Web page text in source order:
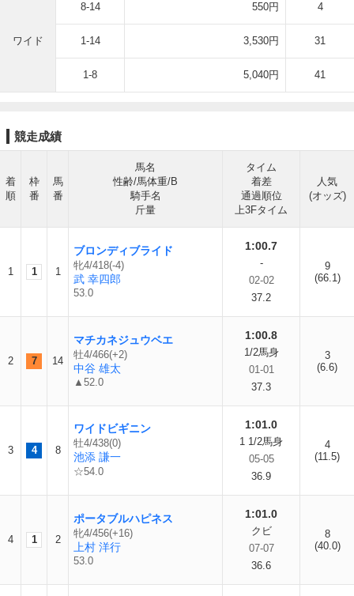
ワイド
8-14 550円 4
1-14 3,530円 31
1-8 5,040円 41
競走成績
着
順
枠
番
馬
番
馬名
性齢/馬体重/B
騎手名
斤量
タイム
着差
通過順位
上3Fタイム
人気
(オッズ)
1 1 1
ブロンディブライド
牝4/418(-4)
武 幸四郎
53.0
1:00.7
-
02-02
37.2
9
(66.1)
2 7 14
マチカネジュウベエ
牡4/466(+2)
中谷 雄太
▲52.0
1:00.8
1/2馬身
01-01
37.3
3
(6.6)
3 4 8
ワイドビギニン
牡4/438(0)
池添 謙一
☆54.0
1:01.0
1 1/2馬身
05-05
36.9
4
(11.5)
4 1 2
ポータブルハピネス
牝4/456(+16)
上村 洋行
53.0
1:01.0
クビ
07-07
36.6
8
(40.0)